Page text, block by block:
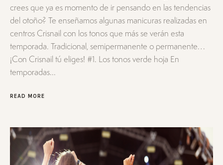
crees que ya es momento de ir pensando en las tendencias
del otoño? Te enseñamos algunas manicuras realizadas en
centros Crisnail con los tonos que más se verán esta
temporada. Tradicional, semipermanente o permanente…
¡Con Crisnail tú eliges! #1. Los tonos verde hoja En
temporadas...
READ MORE